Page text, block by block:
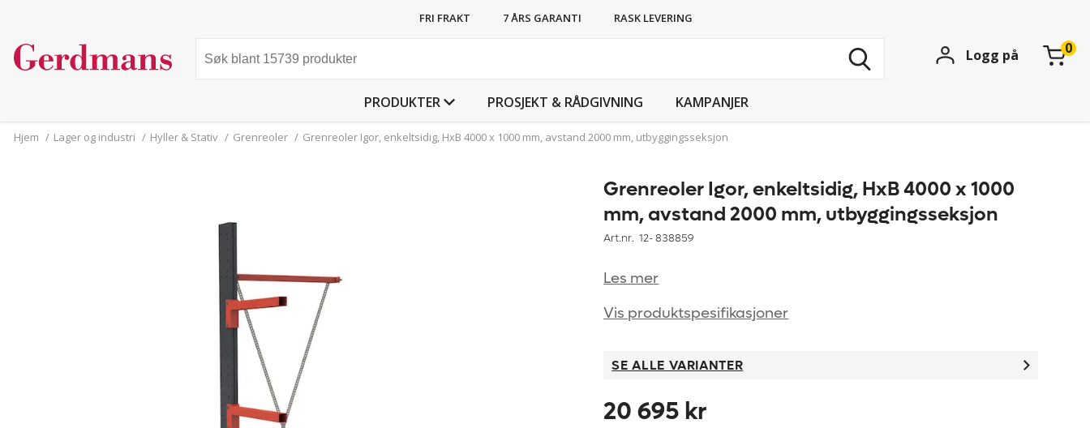
FRI FRAKT 7 ÅRS GARANTI RASK LEVERING
PRODUKTER PROSJEKT & RÅDGIVNING KAMPANJER
Logg på
Hjem / Lager og industri / Hyller & Stativ / Grenreoler / Grenreoler Igor, enkeltsidig, HxB 4000 x 1000 mm, avstand 2000 mm, utbyggingsseksjon
Grenreoler Igor, enkeltsidig, HxB 4000 x 1000
mm, avstand 2000 mm, utbyggingsseksjon
Art.nr. 12-838859
Les mer
Vis produktspesifikasjoner
SE ALLE VARIANTER
20 695 kr